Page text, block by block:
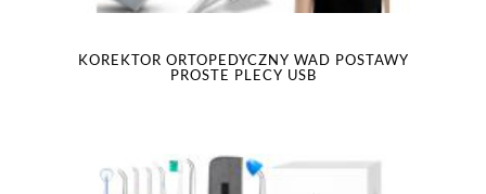
KOREKTOR ORTOPEDYCZNY WAD POSTAWY
PROSTE PLECY USB